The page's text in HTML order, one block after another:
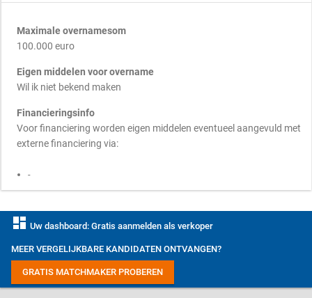
Maximale overnamesom
100.000 euro
Eigen middelen voor overname
Wil ik niet bekend maken
Financieringsinfo
Voor financiering worden eigen middelen eventueel aangevuld met
externe financiering via:
-
dashboard Uw dashboard: Gratis aanmelden als verkoper
MEER VERGELIJKBARE KANDIDATEN ONTVANGEN?
GRATIS MATCHMAKER PROBEREN